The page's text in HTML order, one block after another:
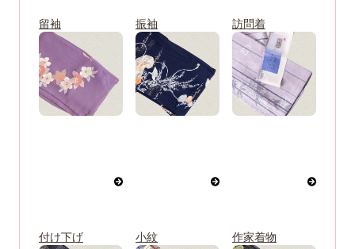
留袖 振袖 訪問着
付け下げ 小紋 作家着物